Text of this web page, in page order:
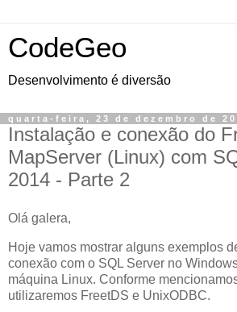
CodeGeo
Desenvolvimento é diversão
quarta-feira, 23 de dezembro de
Instalação e conexão do
MapServer (Linux) com
2014 - Parte 2
Olá galera,
Hoje vamos mostrar alguns exemplos
conexão com o SQL Server no
máquina Linux. Conforme
utilizaremos FreetDS e UnixODBC.